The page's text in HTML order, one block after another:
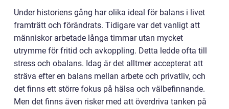
Under historiens gång har olika ideal för balans i livet
framträtt och förändrats. Tidigare var det vanligt att
människor arbetade långa timmar utan mycket
utrymme för fritid och avkoppling. Detta ledde ofta till
stress och obalans. Idag är det alltmer accepterat att
sträva efter en balans mellan arbete och privatliv, och
det finns ett större fokus på hälsa och välbefinnande.
Men det finns även risker med att överdriva tanken på